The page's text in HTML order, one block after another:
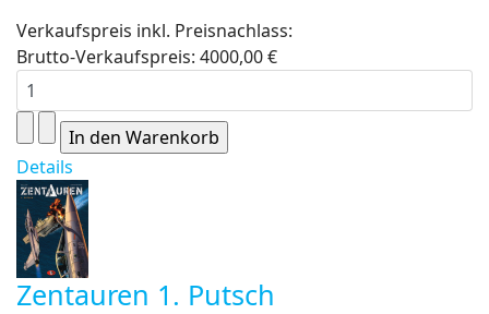
Verkaufspreis inkl. Preisnachlass:
Brutto-Verkaufspreis: 4000,00 €
Details
Zentauren 1. Putsch